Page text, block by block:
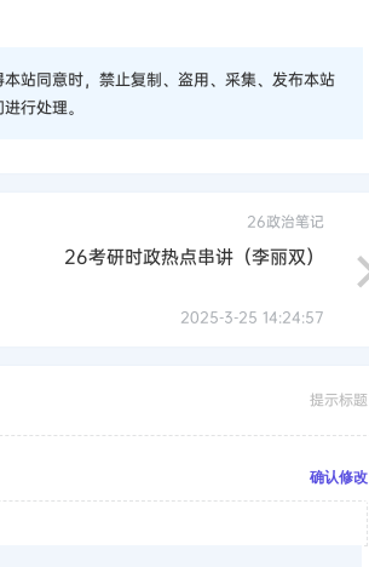
站同意时，禁止复制、盗用、采集、发布本站
行处理。
26政治笔记
26考研时政热点串讲（李丽双）
2025-3-25 14:24:57
提示标题
确认修改